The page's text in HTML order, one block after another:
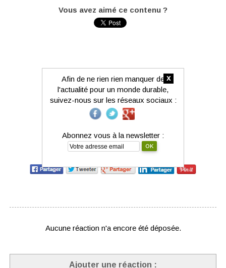
Vous avez aimé ce contenu ?
Aucune réaction n'a encore été déposée.
Ajouter une réaction :
x
Afin de ne rien rien manquer de
l'actualité pour un monde durable,
suivez-nous sur les réseaux sociaux :
Abonnez vous à la newsletter :